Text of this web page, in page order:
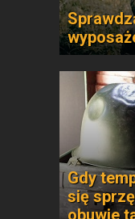
Gdy
się
obuwie